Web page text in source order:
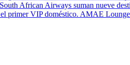
African Airways suman nueve
primer VIP doméstico. AMAE